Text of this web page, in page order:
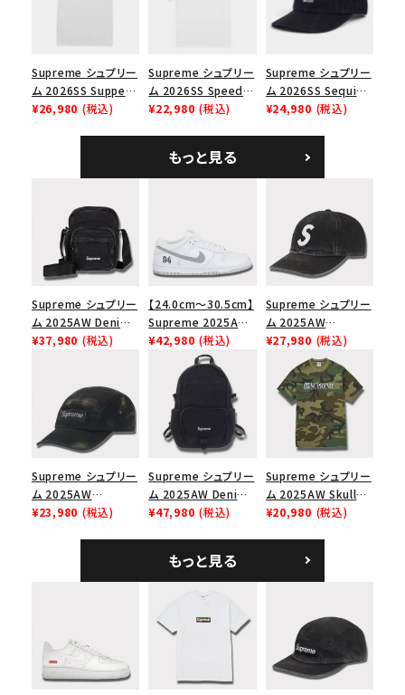
Supreme シュプリー
ム 2026SS Supper
Tee サパーTシャツ
¥26,980 (税込)
Supreme シュプリー
ム 2026SS Speed
Tee スピードTシャツ
¥22,980 (税込)
Supreme シュプリー
ム 2026SS Sequin
Denim Classic
シックロゴ 6パネルキ
ャップ ブラック
¥24,980 (税込)
もっと見る
Supreme シュプリー
ム 2025AW Denim
Shoulder Bag デニ
¥37,980 (税込)
【24.0cm～30.5cm】
Supreme 2025AW
Nike SB Dunk Low
ナイキ SB ダンク ロ
ー スニーカー ホワイ
¥42,980 (税込)
Supreme シュプリー
ム 2025AW
Pigment Coated
2-Tone S Logo 6-
Panel Cap ピグメン
トコーテッド 2トーン
エスロゴ 6パネルキャ
ップ ブラック
¥27,980 (税込)
Supreme シュプリー
ム 2025AW
Overdyed Camp
¥23,980 (税込)
Supreme シュプリー
ム 2025AW Denim
Backpack デニム バ
¥47,980 (税込)
Supreme シュプリー
ム 2025AW Skull
Tee スカル Tシャ
¥20,980 (税込)
もっと見る